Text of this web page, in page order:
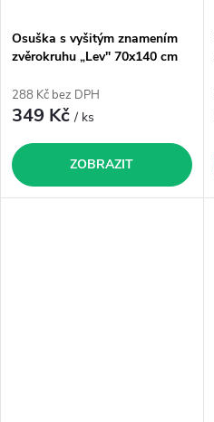
Osuška s vyšitým znamením
zvěrokruhu „Lev" 70x140 cm
288 Kč bez DPH
349 Kč/ ks
ZOBRAZIT